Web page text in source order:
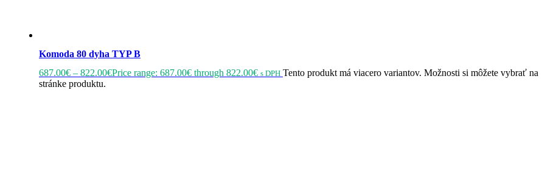
Komoda 80 dyha TYP B
687.00€ – 822.00€Price range: 687.00€ through 822.00€ s DPH Tento produkt má viacero variantov. Možnosti si môžete vybrať na
stránke produktu.